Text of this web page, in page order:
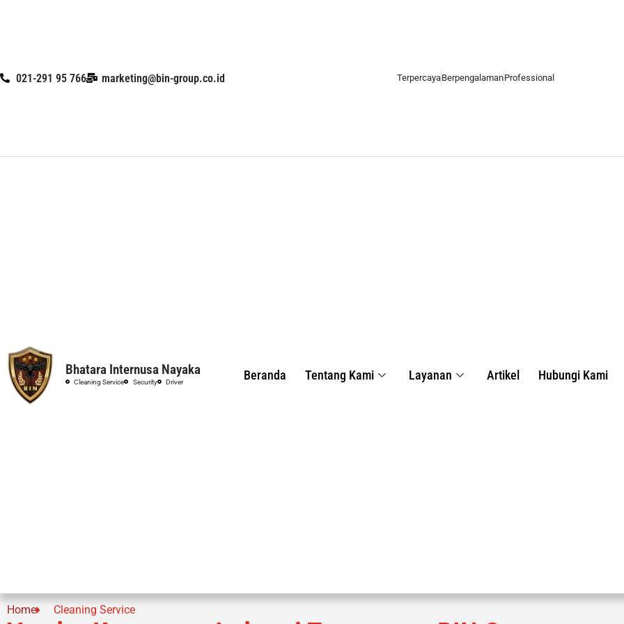
content
021-291 95 766 marketing@bin-group.co.id TerpercayaBerpengalamanProfessional
Bhatara Internusa Nayaka
Cleaning Service Security Driver Beranda Tentang Kami Layanan Artikel Hubungi Kami
Home Cleaning Service